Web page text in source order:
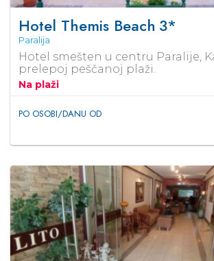
Hotel Themis Beach 3*
Paralija
Hotel smešten u centru Paralije,
prelepoj peščanoj plaži.
Na plaži
PO OSOBI/DANU OD